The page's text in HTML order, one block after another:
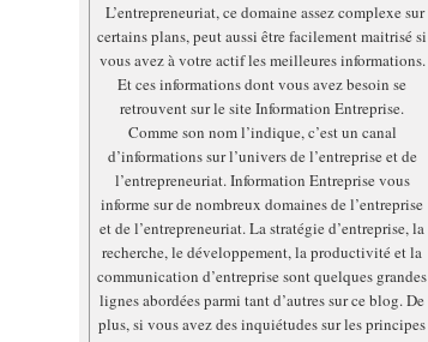
L’entrepreneuriat, ce domaine assez complexe sur
certains plans, peut aussi être facilement maitrisé si
vous avez à votre actif les meilleures informations.
Et ces informations dont vous avez besoin se
retrouvent sur le site Information Entreprise.
Comme son nom l’indique, c’est un canal
d’informations sur l’univers de l’entreprise et de
l’entrepreneuriat. Information Entreprise vous
informe sur de nombreux domaines de l’entreprise
et de l’entrepreneuriat. La stratégie d’entreprise, la
recherche, le développement, la productivité et la
communication d’entreprise sont quelques grandes
lignes abordées parmi tant d’autres sur ce blog. De
plus, si vous avez des inquiétudes sur les principes